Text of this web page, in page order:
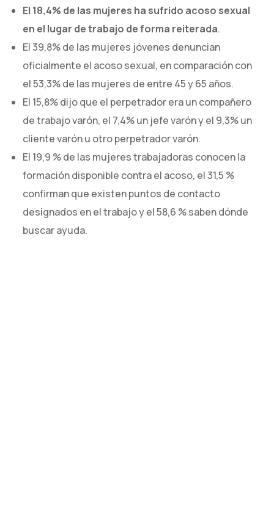
El 18,4% de las mujeres ha sufrido acoso sexual
en el lugar de trabajo de forma reiterada.
El 39,8% de las mujeres jóvenes denuncian
oficialmente el acoso sexual, en comparación con
el 53,3% de las mujeres de entre 45 y 65 años.
El 15,8% dijo que el perpetrador era un compañero
de trabajo varón, el 7,4% un jefe varón y el 9,3% un
cliente varón u otro perpetrador varón.
El 19,9 % de las mujeres trabajadoras conocen la
formación disponible contra el acoso, el 31,5 %
confirman que existen puntos de contacto
designados en el trabajo y el 58,6 % saben dónde
buscar ayuda.
Contacto